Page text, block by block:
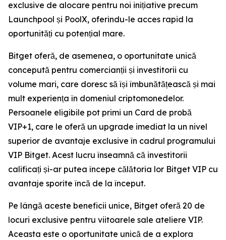
exclusive de alocare pentru noi inițiative precum
Launchpool și PoolX, oferindu-le acces rapid la
oportunități cu potențial mare.
Bitget oferă, de asemenea, o oportunitate unică
concepută pentru comercianții și investitorii cu
volume mari, care doresc să își îmbunătățească și mai
mult experiența în domeniul criptomonedelor.
Persoanele eligibile pot primi un Card de probă
VIP+1, care le oferă un upgrade imediat la un nivel
superior de avantaje exclusive în cadrul programului
VIP Bitget. Acest lucru înseamnă că investitorii
calificați și-ar putea începe călătoria lor Bitget VIP cu
avantaje sporite încă de la început.
Pe lângă aceste beneficii unice, Bitget oferă 20 de
locuri exclusive pentru viitoarele sale ateliere VIP.
Aceasta este o oportunitate unică de a explora